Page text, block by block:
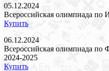
05.12.2024
Всероссийская олимпиада
Купить
06.12.2024
Всероссийская олимпиада
2024-2025
Купить